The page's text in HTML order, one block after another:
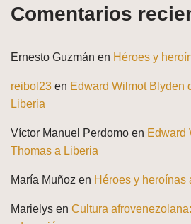
Comentarios
Ernesto Guzmán en Héroes y
reibol23 en Edward Wilmot Blyden
Liberia
Víctor Manuel Perdomo en Edward
Thomas a Liberia
María Muñoz en Héroes y heroínas
Marielys en Cultura